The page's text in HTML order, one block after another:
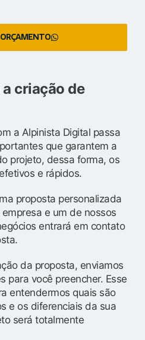
criação de
a Alpinista Digital passa
que garantem a
projeto, dessa forma, os
e rápidos.
proposta personalizada
e um de nossos
entrará em contato
da proposta, enviamos
para você preencher. Esse
entendermos quais são
e os diferenciais da sua
será totalmente